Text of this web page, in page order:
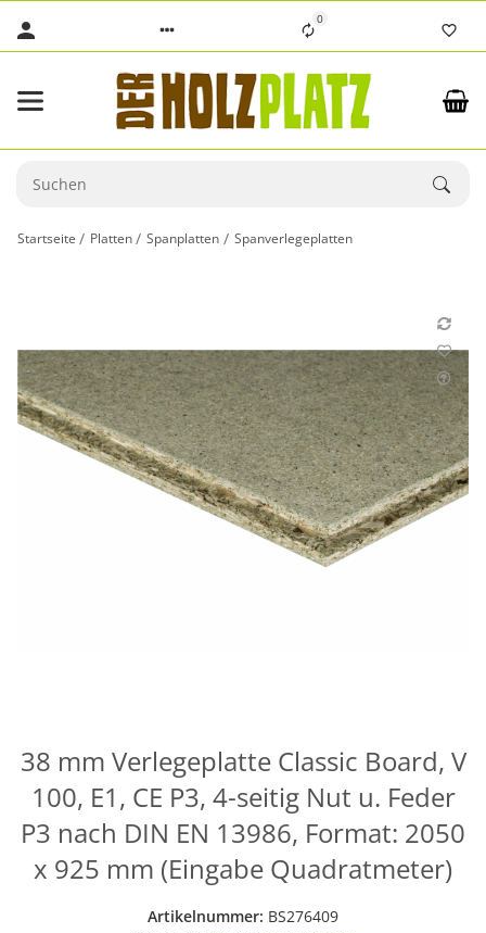
0
Startseite Platten Spanplatten Spanverlegeplatten
38 mm Verlegeplatte Classic Board, V
100, E1, CE P3, 4-seitig Nut u. Feder
P3 nach DIN EN 13986, Format: 2050
x 925 mm (Eingabe Quadratmeter)
Artikelnummer: BS276409